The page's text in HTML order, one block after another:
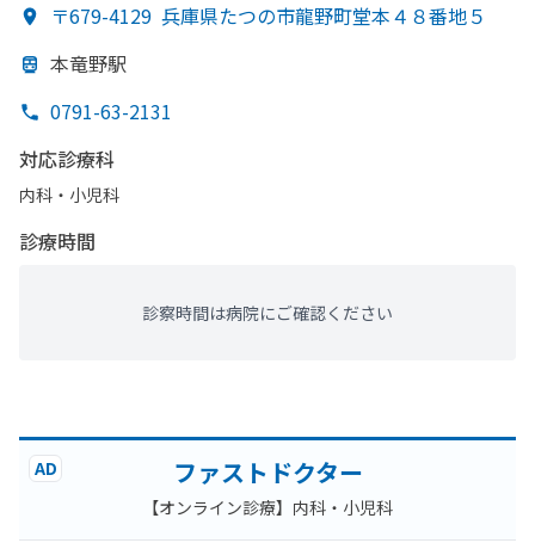
〒679-4129 兵庫県たつの市龍野町堂本４８番地５
本竜野駅
0791-63-2131
対応診療科
内科・​小児科
診療時間
診察時間は病院にご確認ください
AD ファストドクター
【オンライン診療】内科・小児科